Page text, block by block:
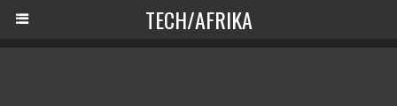
TECH/AFRIKA